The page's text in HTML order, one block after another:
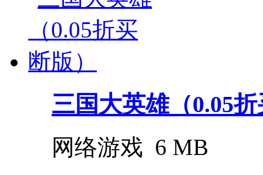
三国大英雄（0.05
网络游戏 6 MB